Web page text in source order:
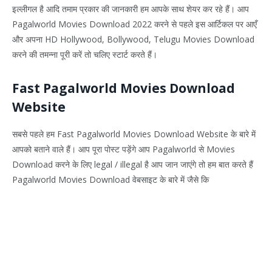
इल्लीगल है आदि तमाम प्रकार की जानकारी हम आपके साथ शेयर कर रहे हैं। आप
Pagalworld Movies Download 2022 करने से पहले इस आर्टिकल पर आएँ
और अपना HD Hollywood, Bollywood, Telugu Movies Download
करने की तमन्ना पूरी करें तो चलिए स्टार्ट करते हैं।
Fast Pagalworld Movies Download
Website
सबसे पहले हम Fast Pagalworld Movies Download Website के बारे में
आपको बताने वाले हैं। आप पूरा पोस्ट पड़ेंगे आप Pagalworld से Movies
Download करने के लिए legal / illegal है आप जान जाएंगे तो हम बात करते हैं
Pagalworld Movies Download वेबसाइट के बारे में जैसे कि